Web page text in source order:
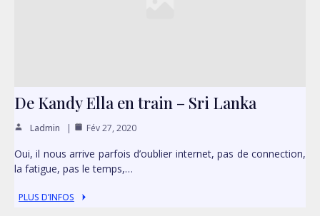
De Kandy Ella en train – Sri Lanka
Ladmin Fév 27, 2020
Oui, il nous arrive parfois d’oublier internet, pas de connection,
la fatigue, pas le temps,…
PLUS D’INFOS